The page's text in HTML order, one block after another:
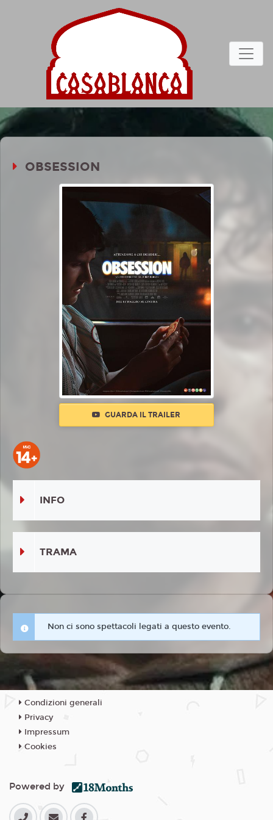
OBSESSION
GUARDA IL TRAILER
INFO
TRAMA
Non ci sono spettacoli legati a questo evento.
Condizioni generali
Privacy
Impressum
Cookies
Powered by